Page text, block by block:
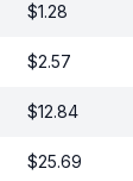
$1.28
$2.57
$12.84
$25.69